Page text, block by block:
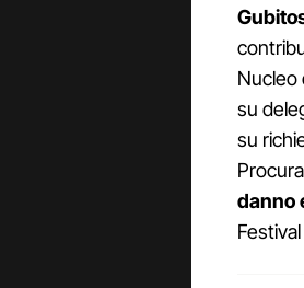
Nucleo
su
su
danno